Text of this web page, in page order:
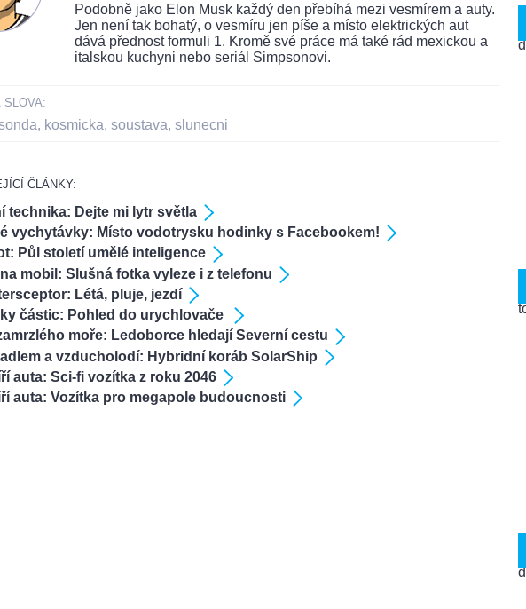
Podobně jako Elon Musk každý den přebíhá mezi vesmírem a auty.
Jen není tak bohatý, o vesmíru jen píše a místo elektrických aut
dává přednost formuli 1. Kromě své práce má také rád mexickou a
italskou kuchyni nebo seriál Simpsonovi.
SLOVA:
, kosmicka, soustava, slunecni
ČLÁNKY:
technika: Dejte mi lytr světla
vychytávky: Místo vodotrysku hodinky s Facebookem!
Půl století umělé inteligence
mobil: Slušná fotka vyleze i z telefonu
Létá, pluje, jezdí
částic: Pohled do urychlovače
moře: Ledoborce hledají Severní cestu
a vzducholodí: Hybridní koráb SolarShip
auta: Sci-fi vozítka z roku 2046
auta: Vozítka pro megapole budoucnosti